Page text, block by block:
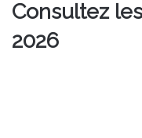
Consultez
2026